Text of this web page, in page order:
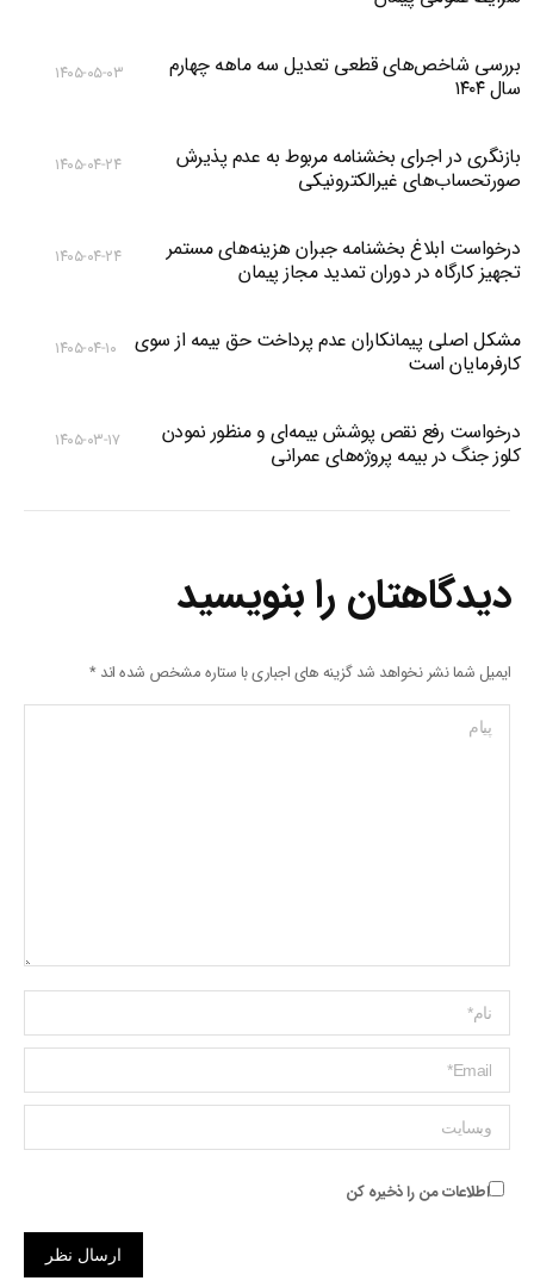
بررسی شاخص‌های قطعی تعدیل سه ماهه چهارم
سال ۱۴۰۴
۱۴۰۵-۰۵-۰۳
بازنگری در اجرای بخشنامه مربوط به عدم پذیرش
صورتحساب‌های غیرالکترونیکی
۱۴۰۵-۰۴-۲۴
درخواست ابلاغ بخشنامه جبران هزینه‌های مستمر
تجهیز کارگاه در دوران تمدید مجاز پیمان
۱۴۰۵-۰۴-۲۴
مشکل اصلی پیمانکاران عدم پرداخت حق بیمه از سوی
کارفرمایان است
۱۴۰۵-۰۴-۱۰
درخواست رفع نقص پوشش بیمه‌ای و منظور نمودن
کلوز جنگ در بیمه پروژه‌های عمرانی
۱۴۰۵-۰۳-۱۷
دیدگاهتان را بنویسید
ایمیل شما نشر نخواهد شد گزینه های اجباری با ستاره مشخص شده اند*
پیام
Name *
ایمیل *
وبسایت
اطلاعات من را ذخیره کن
ارسال نظر